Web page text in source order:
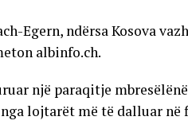
Egern, ndërsa Kosova
albinfo.ch.
një paraqitje
lojtarët më të dalluar në